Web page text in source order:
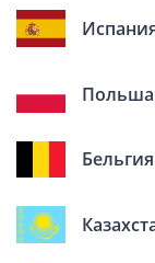
Польша
Бельгия